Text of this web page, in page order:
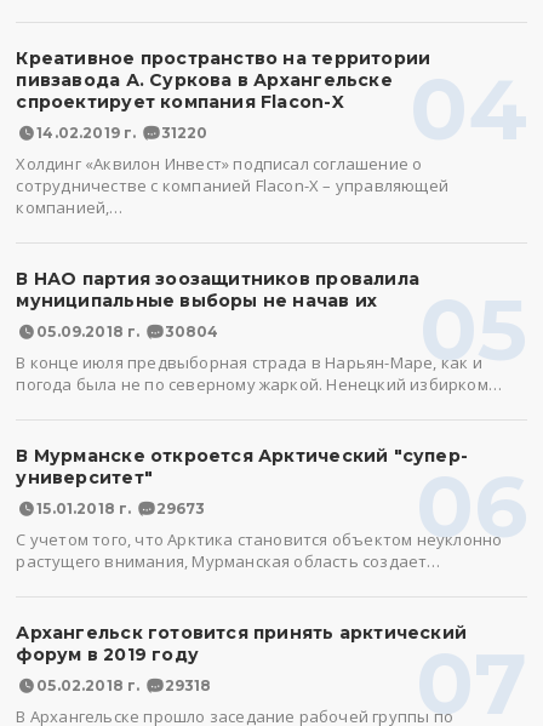
04
Креативное пространство на территории
пивзавода А. Суркова в Архангельске
спроектирует компания Flacon-X
14.02.2019 г. 31220
Холдинг «Аквилон Инвест» подписал соглашение о
сотрудничестве с компанией Flacon-X – управляющей
компанией,…
05
В НАО партия зоозащитников провалила
муниципальные выборы не начав их
05.09.2018 г. 30804
В конце июля предвыборная страда в Нарьян-Маре, как и
погода была не по северному жаркой. Ненецкий избирком…
06
В Мурманске откроется Арктический "супер-
университет"
15.01.2018 г. 29673
С учетом того, что Арктика становится объектом неуклонно
растущего внимания, Мурманская область создает…
07
Архангельск готовится принять арктический
форум в 2019 году
05.02.2018 г. 29318
В Архангельске прошло заседание рабочей группы по